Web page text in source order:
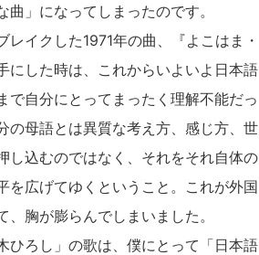
」になってしまったのです。
イクした1971年の曲、『よこはま・
にした時は、これからいよいよ日本語
で自分にとってまったく理解不能だっ
の母語とは異質な考え方、感じ方、世
し込むのではなく、それをそれ自体の
を広げてゆくということ。これが外国
胸が膨らんでしまいました。
ろし」の歌は、僕にとって「日本語